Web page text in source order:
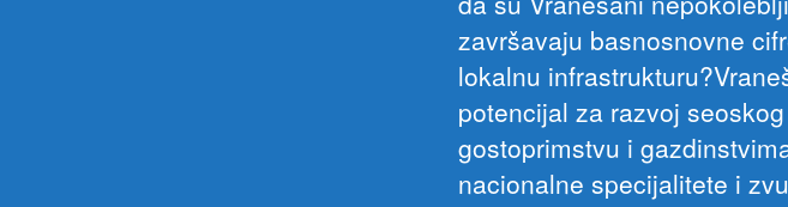
završavaju basnosnovne
lokalnu
potencijal za razvoj
gostoprimstvu i
nacionalne specijalitete i